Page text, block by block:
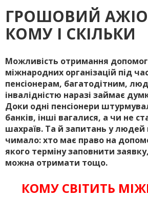
ГРОШОВИЙ
КОМУ І СКІЛЬКИ
Можливість отримання
міжнародних організацій під
пенсіонерам, багатодітним,
інвалідністю наразі займає
Доки одні пенсіонери
банків, інші вагалися, а чи не
шахраїв. Та й запитань у
чимало: хто має право на
якого терміну заповнити
можна отримати тощо.
КОМУ СВІТИТЬ